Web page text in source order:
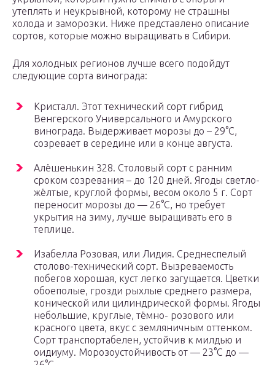
утеплять и неукрывной, которому не страшны
холода и заморозки. Ниже представлено описание
сортов, которые можно выращивать в Сибири.
Для холодных регионов лучше всего подойдут
следующие сорта винограда:
Кристалл. Этот технический сорт гибрид
Венгерского Универсального и Амурского
винограда. Выдерживает морозы до – 29°С,
созревает в середине или в конце августа.
Алёшенькин 328. Столовый сорт с ранним
сроком созревания – до 120 дней. Ягоды светло-
жёлтые, круглой формы, весом около 5 г. Сорт
переносит морозы до — 26°С, но требует
укрытия на зиму, лучше выращивать его в
теплице.
Изабелла Розовая, или Лидия. Среднеспелый
столово-технический сорт. Вызреваемость
побегов хорошая, куст легко загущается. Цветки
обоеполые, грозди рыхлые среднего размера,
конической или цилиндрической формы. Ягоды
небольшие, круглые, тёмно- розового или
красного цвета, вкус с земляничным оттенком.
Сорт транспортабелен, устойчив к милдью и
оидиуму. Морозоустойчивость от — 23°С до —